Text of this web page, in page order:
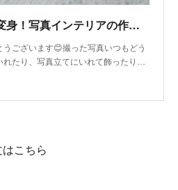
おしゃれな部屋に大変身！写真インテリアの作り方
ございます😊撮った写真いつもどう
れたり、写真立てにいれて飾ったり…
こちら